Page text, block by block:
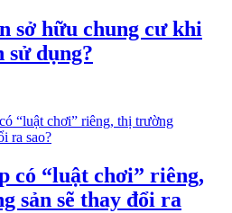
sở hữu chung cư khi
sử dụng?
có “luật chơi” riêng,
sản sẽ thay đổi ra